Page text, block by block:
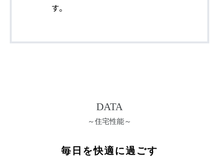
す。
DATA
～住宅性能～
毎日を快適に過ごす